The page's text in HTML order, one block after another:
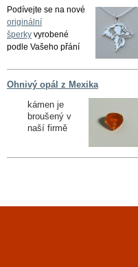
Podívejte se na nové
originální
šperky vyrobené
podle Vašeho přání
Ohnivý opál z Mexika
kámen je
broušený v
naší firmě